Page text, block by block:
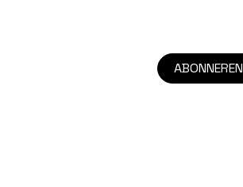
ABONNEREN